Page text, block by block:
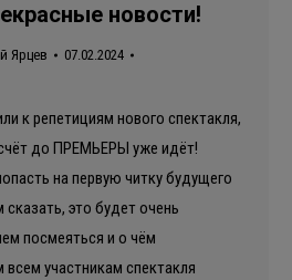
новости!
Ярцев
07.02.2024
к репетициям нового спектакля,
до ПРЕМЬЕРЫ уже идёт!
на первую читку будущего
это будет очень
посмеяться и о чём
участникам спектакля